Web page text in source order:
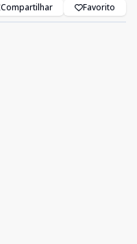
Compartilhar Favorito